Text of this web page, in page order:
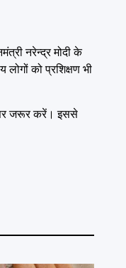
नरेन्द्र मोदी के
लोगों को प्रशिक्षण भी
पर जरूर करें। इससे